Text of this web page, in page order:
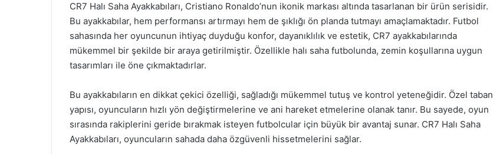
CR7 Halı Saha Ayakkabıları, Cristiano Ronaldo’nun ikonik markası altında tasarlanan bir ürün serisidir.
Bu ayakkabılar, hem performansı artırmayı hem de şıklığı ön planda tutmayı amaçlamaktadır. Futbol
sahasında her oyuncunun ihtiyaç duyduğu konfor, dayanıklılık ve estetik, CR7 ayakkabılarında
mükemmel bir şekilde bir araya getirilmiştir. Özellikle halı saha futbolunda, zemin koşullarına uygun
tasarımları ile öne çıkmaktadırlar.
Bu ayakkabıların en dikkat çekici özelliği, sağladığı mükemmel tutuş ve kontrol yeteneğidir. Özel taban
yapısı, oyuncuların hızlı yön değiştirmelerine ve ani hareket etmelerine olanak tanır. Bu sayede, oyun
sırasında rakiplerini geride bırakmak isteyen futbolcular için büyük bir avantaj sunar. CR7 Halı Saha
Ayakkabıları, oyuncuların sahada daha özgüvenli hissetmelerini sağlar.